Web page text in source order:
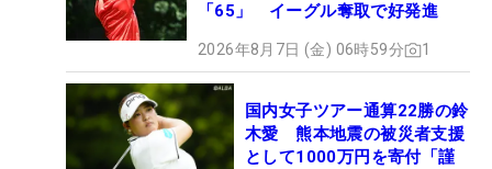
「65」 イーグル奪取で好発進
2026年8月7日 (金) 06時59分 1
国内女子ツアー通算22勝の鈴
木愛 熊本地震の被災者支援
として1000万円を寄付「謹